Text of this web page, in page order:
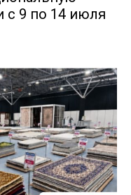
с 9 по 14 июля